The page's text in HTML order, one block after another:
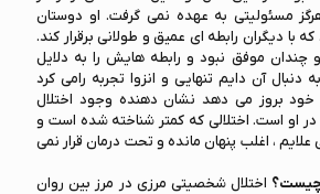
مسئولیتی به عهده نمی گرفت. او دوستان
با دیگران رابطه ای عمیق و طولانی برقرار کند.
چندان موفق نبود و رابطه هایش را به دلایل
آن دایم تنهایی و انزوا تجربه رامی کرد
خود بروز می دهد نشان دهنده وجود اختلال
است. اختلالی که کمتر شناخته شده است و
، اغلب پنهان مانده و تحت درمان قرار نمی
چیست؟ اختلال شخصیتی مرزی در مرز بین روان